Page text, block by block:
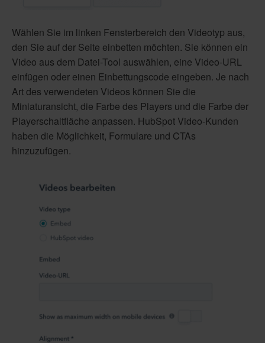
Wählen Sie im linken Fensterbereich den Videotyp aus,
den Sie auf der Seite einbetten möchten. Sie können ein
Video aus dem Datei-Tool auswählen, eine Video-URL
einfügen oder einen Einbettungscode eingeben. Je nach
Art des verwendeten Videos können Sie die
Miniaturansicht, die Farbe des Players und die Farbe der
Playerschaltfläche anpassen. HubSpot Video-Kunden
haben die Möglichkeit, Formulare und CTAs
hinzuzufügen.